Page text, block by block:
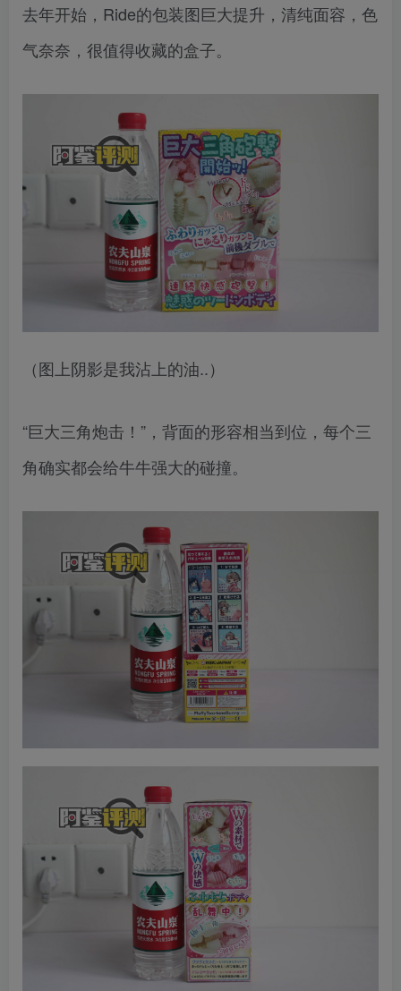
去年开始，Ride的包装图巨大提升，清纯面容，色
气奈奈，很值得收藏的盒子。
（图上阴影是我沾上的油..）
“巨大三角炮击！”，背面的形容相当到位，每个三
角确实都会给牛牛强大的碰撞。